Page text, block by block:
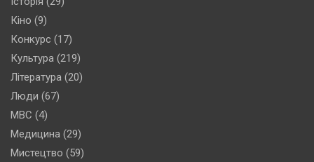
Кіно (9)
Конкурс (17)
Культура (219)
Література (20)
Люди (67)
МВС (4)
Медицина (29)
Мистецтво (59)